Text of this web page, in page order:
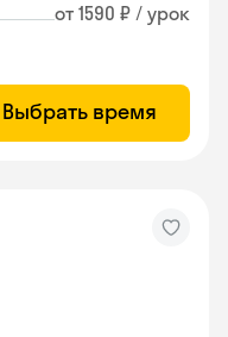
от 1590 ₽ / урок
Выбрать время